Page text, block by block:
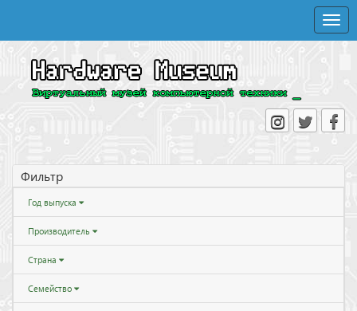
Toggle
Фильтр
Год выпуска
Производитель
Страна
Семейство